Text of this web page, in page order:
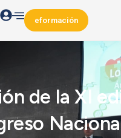
eformación
de la XI